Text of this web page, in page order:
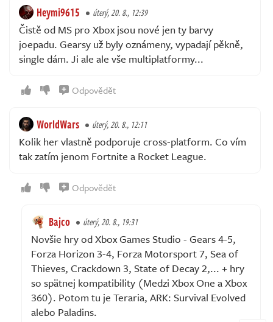
Heymi9615 úterý, 20. 8., 12:39
Čistě od MS pro Xbox jsou nové jen ty barvy
joepadu. Gearsy už byly oznámeny, vypadají pěkně,
single dám. Ji ale ale vše multiplatformy...
Odpovědět
WorldWars úterý, 20. 8., 12:11
Kolik her vlastně podporuje cross-platform. Co vím
tak zatím jenom Fortnite a Rocket League.
Odpovědět
Bajco úterý, 20. 8., 19:31
Novšie hry od Xbox Games Studio - Gears 4-5,
Forza Horizon 3-4, Forza Motorsport 7, Sea of
Thieves, Crackdown 3, State of Decay 2,... + hry
so spätnej kompatibility (Medzi Xbox One a Xbox
360). Potom tu je Teraria, ARK: Survival Evolved
alebo Paladins.